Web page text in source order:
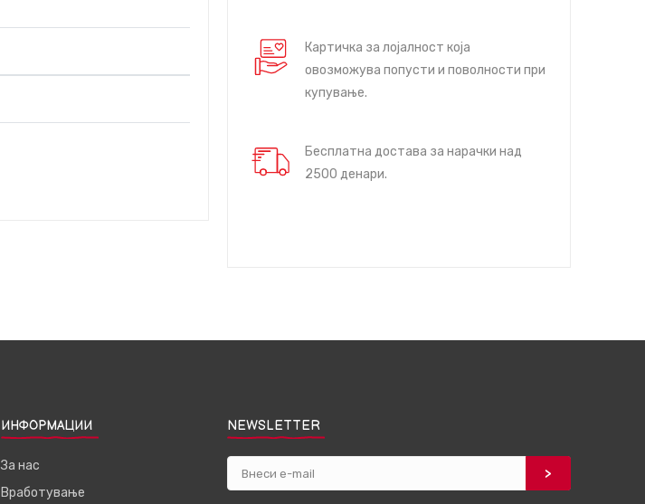
Картичка за лојалност која
овозможува попусти и поволности при
купување.
Бесплатна достава за нарачки над
2500 денари.
ИНФОРМАЦИИ
За нас
Вработување
NEWSLETTER